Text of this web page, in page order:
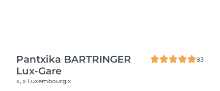
Pantxika BARTRINGER
Lux-Gare
83
x, x Luxembourg x